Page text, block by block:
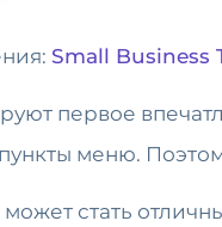
Small Business
первое
меню.
стать